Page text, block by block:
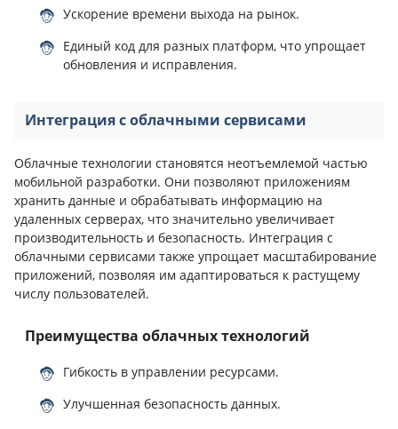
Ускорение времени выхода на рынок.
Единый код для разных платформ, что упрощает
обновления и исправления.
Интеграция с облачными сервисами
Облачные технологии становятся неотъемлемой частью
мобильной разработки. Они позволяют приложениям
хранить данные и обрабатывать информацию на
удаленных серверах, что значительно увеличивает
производительность и безопасность. Интеграция с
облачными сервисами также упрощает масштабирование
приложений, позволяя им адаптироваться к растущему
числу пользователей.
Преимущества облачных технологий
Гибкость в управлении ресурсами.
Улучшенная безопасность данных.